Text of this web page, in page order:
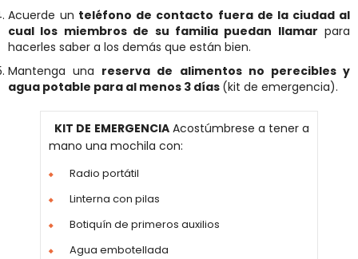
Acuerde un teléfono de contacto fuera de la ciudad al
cual los miembros de su familia puedan llamar para
hacerles saber a los demás que están bien.
Mantenga una reserva de alimentos no perecibles y
agua potable para al menos 3 días (kit de emergencia).
KIT DE EMERGENCIAAcostúmbrese a tener a
mano una mochila con:
Radio portátil
Linterna con pilas
Botiquín de primeros auxilios
Agua embotellada